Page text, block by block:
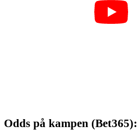
Odds på kampen (Bet365):